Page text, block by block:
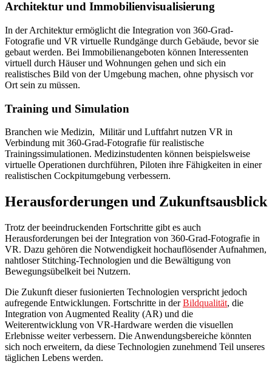
Architektur und Immobilienvisualisierung
In der Architektur ermöglicht die Integration von 360-Grad-
Fotografie und VR virtuelle Rundgänge durch Gebäude, bevor sie
gebaut werden. Bei Immobilienangeboten können Interessenten
virtuell durch Häuser und Wohnungen gehen und sich ein
realistisches Bild von der Umgebung machen, ohne physisch vor
Ort sein zu müssen.
Training und Simulation
Branchen wie Medizin, Militär und Luftfahrt nutzen VR in
Verbindung mit 360-Grad-Fotografie für realistische
Trainingssimulationen. Medizinstudenten können beispielsweise
virtuelle Operationen durchführen, Piloten ihre Fähigkeiten in einer
realistischen Cockpitumgebung verbessern.
Herausforderungen und Zukunftsausblick
Trotz der beeindruckenden Fortschritte gibt es auch
Herausforderungen bei der Integration von 360-Grad-Fotografie in
VR. Dazu gehören die Notwendigkeit hochauflösender Aufnahmen,
nahtloser Stitching-Technologien und die Bewältigung von
Bewegungsübelkeit bei Nutzern.
Die Zukunft dieser fusionierten Technologien verspricht jedoch
aufregende Entwicklungen. Fortschritte in derBildqualität, die
Integration von Augmented Reality (AR) und die
Weiterentwicklung von VR-Hardware werden die visuellen
Erlebnisse weiter verbessern. Die Anwendungsbereiche könnten
sich noch erweitern, da diese Technologien zunehmend Teil unseres
täglichen Lebens werden.